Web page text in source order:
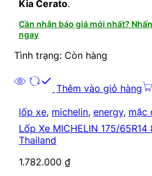
Kia Cerato.
Cần nhận báo giá mới nhất?
ngay
Tình trạng: Còn hàng
Thêm vào giỏ hàng
lốp xe, michelin, energy, mặc
Lốp Xe MICHELIN 175/
Thailand
1.782.000 ₫